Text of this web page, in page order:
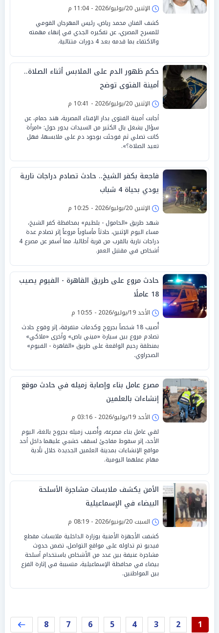
الإثنين 20/يوليو/2026 - 11:04 م
كشف الفنان محمد رياض، رئيس المهرجان القومي
للمسرح المصري، عن تفكيره الجدي في إنهاء مهمته
والاكتفاء بما قدمه بعد 4 دورات متتالية.
حكم ظهور الدم على الملابس أثناء الصلاة..
أمينة الفتوى توضح
الإثنين 20/يوليو/2026 - 10:41 م
أجابت أمينة الفتوى بدار الإفتاء المصرية، هند حمام، عن
سؤال يشغل بال الكثير من السيدات يدور حول: «امرأة
كانت تصلي ثم فوجئت بوجود دم على ملابسها، فهل
تعيد الصلاة؟».
فاجعة بكفر الشيخ.. حادث تصادم دراجات نارية
يودي بحياة 4 شباب
الإثنين 20/يوليو/2026 - 10:25 م
شهد طريق «الحامول - بلطيم» بمحافظة كفر الشيخ،
مساء اليوم الإثنين، حادثاً مأساوياً مروعاً إثر تصادم عدة
دراجات نارية بالقرب من قرية أطاليا، مما أسفر عن مصرع 4
أشخاص في مقتبل العمر.
حادث مروع على طريق القاهرة - الفيوم يصيب
18 عاملًا
الأحد 19/يوليو/2026 - 10:55 م
أُصيب 18 شخصاً بجروح وكدمات متفرقة، إثر وقوع حادث
تصادم مروع بين سيارة «ميني باص» وأخرى «ملاكي»
بمنطقة رحيم الواقعة على طريق «القاهرة - الفيوم»
الصحراوي.
مصرع عامل بناء وإصابة زميله في حادث موقع
إنشاءات بالعلمين
الأحد 19/يوليو/2026 - 03:16 م
لقي عامل بناء مصرعه، وأُصيب زميله بجروح بالغة، اليوم
الأحد، إثر سقوط مفاجئ لسقف خشبي عليهما داخل أحد
مواقع الإنشاءات بمدينة العلمين الجديدة خلال تأدية
مهام عملهما اليومية.
الأمن يكشف ملابسات مشاجرة الأسلحة
البيضاء في الإسماعيلية
السبت 20/يونيو/2026 - 08:19 م
كشفت الأجهزة الأمنية بوزارة الداخلية ملابسات مقطع
فيديو تم تداوله على مواقع التواصل، تضمن حدوث
مشاجرة عنيفة بين عدد من الأشخاص باستخدام أسلحة
بيضاء في محافظة الإسماعيلية، متسببة في إثارة الفزع
بين المواطنين.
1
2
3
4
5
6
7
8